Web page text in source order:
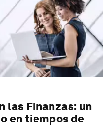
las Finanzas: un
en tiempos de